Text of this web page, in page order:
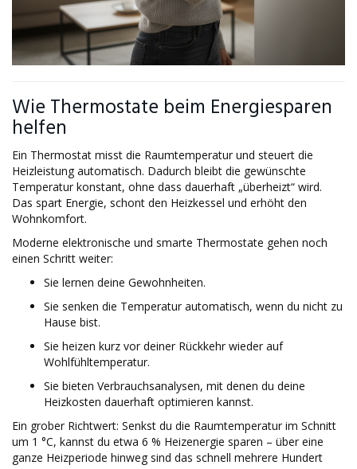
Wie Thermostate beim Energiesparen
helfen
Ein Thermostat misst die Raumtemperatur und steuert die
Heizleistung automatisch. Dadurch bleibt die gewünschte
Temperatur konstant, ohne dass dauerhaft „überheizt“ wird.
Das spart Energie, schont den Heizkessel und erhöht den
Wohnkomfort.
Moderne elektronische und smarte Thermostate gehen noch
einen Schritt weiter:
Sie lernen deine Gewohnheiten.
Sie senken die Temperatur automatisch, wenn du nicht zu
Hause bist.
Sie heizen kurz vor deiner Rückkehr wieder auf
Wohlfühltemperatur.
Sie bieten Verbrauchsanalysen, mit denen du deine
Heizkosten dauerhaft optimieren kannst.
Ein grober Richtwert: Senkst du die Raumtemperatur im Schnitt
um 1 °C, kannst du etwa 6 % Heizenergie sparen – über eine
ganze Heizperiode hinweg sind das schnell mehrere Hundert